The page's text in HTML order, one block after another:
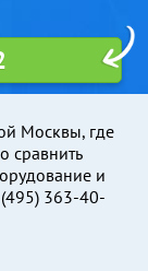
Москвы, где
сравнить
и
(495) 363-40-